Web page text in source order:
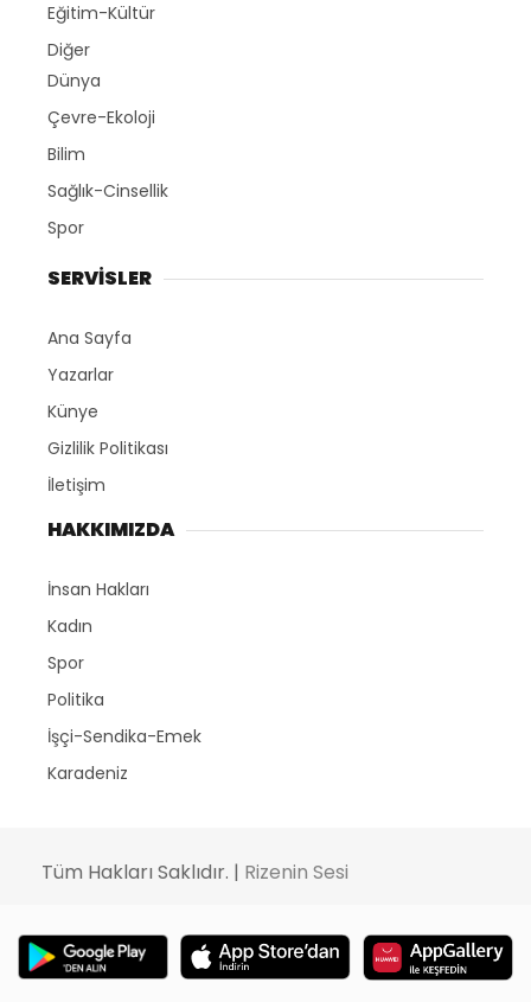
Eğitim-Kültür
Diğer
Dünya
Çevre-Ekoloji
Bilim
Sağlık-Cinsellik
Spor
SERVİSLER
Ana Sayfa
Yazarlar
Künye
Gizlilik Politikası
İletişim
HAKKIMIZDA
İnsan Hakları
Kadın
Spor
Politika
İşçi-Sendika-Emek
Karadeniz
Tüm Hakları Saklıdır. | Rizenin Sesi